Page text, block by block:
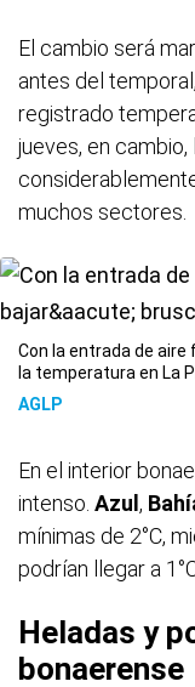
El cambio será
antes del
registrado
jueves, en
muchos sectores.
Con la entrada de
la temperatura en La
AGLP
En el interior
intenso. Azul ,
mínimas de 2°C,
podrían llegar a
Heladas y
bonaerense